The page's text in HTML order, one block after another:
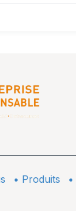
• ​Produits •